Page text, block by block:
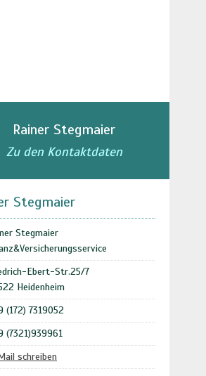
Rainer Stegmaier
Zu den Kontaktdaten
Stegmaier
Stegmaier
Ebert-Str.25/7
Heidenheim
(172) 7319052
(7321)939961
schreiben